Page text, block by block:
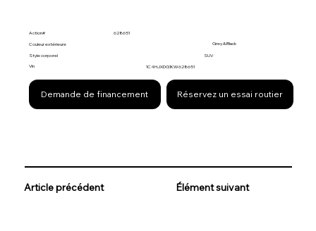
Article précédent Élément suivant
Action#
628651
Couleur extérieure
Grey & Black
Style corporel
SUV
Vin
1C4HJXDG1KW628651
Demande de financement Réservez un essai routier